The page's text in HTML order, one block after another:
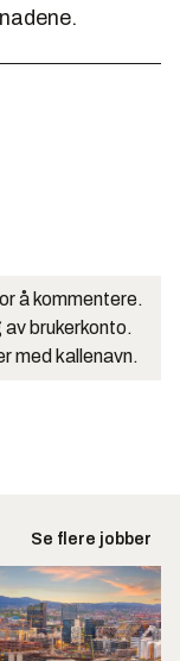
å kommentere.
brukerkonto.
med kallenavn.
Se flere jobber